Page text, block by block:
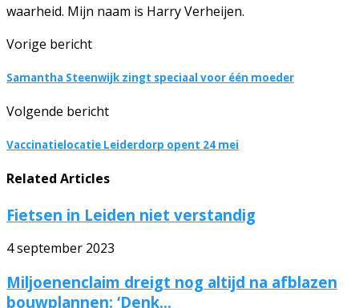
waarheid. Mijn naam is Harry Verheijen.
Vorige bericht
Samantha Steenwijk zingt speciaal voor één moeder
Volgende bericht
Vaccinatielocatie Leiderdorp opent 24 mei
Related Articles
Fietsen in Leiden niet verstandig
4 september 2023
Miljoenenclaim dreigt nog altijd na afblazen
bouwplannen: ‘Denk...